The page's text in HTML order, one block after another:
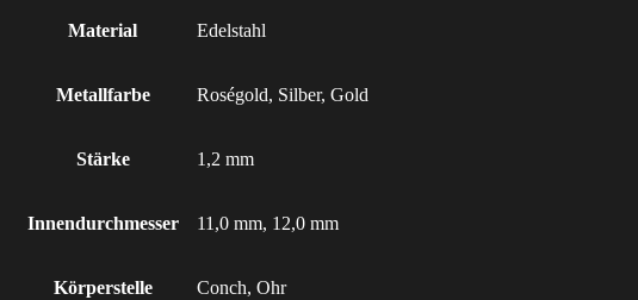
Material Edelstahl
Metallfarbe Roségold, Silber, Gold
Stärke 1,2 mm
Innendurchmesser 11,0 mm, 12,0 mm
Körperstelle Conch, Ohr